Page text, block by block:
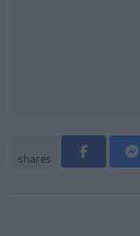
shares